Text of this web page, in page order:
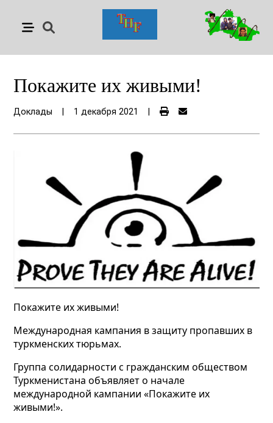
Покажите их живыми!
Доклады 1 декабря 2021
Покажите их живыми!
Международная кампания в защиту пропавших в
туркменских тюрьмах.
Группа солидарности с гражданским обществом
Туркменистана объявляет о начале
международной кампании «Покажите их
живыми!».